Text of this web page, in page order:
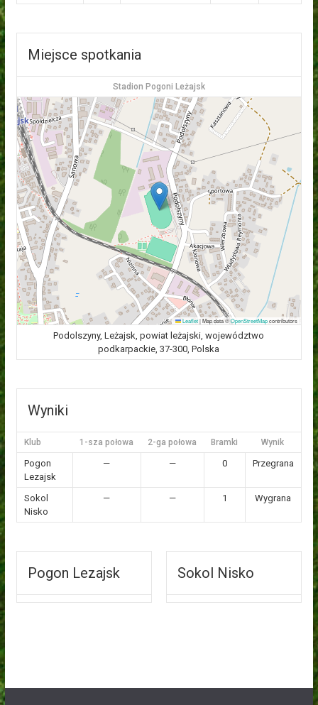
Miejsce spotkania
Stadion Pogoni Leżajsk
Leaflet |Map data ©OpenStreetMapcontributors
Podolszyny, Leżajsk, powiat leżajski, województwo
podkarpackie, 37-300, Polska
Wyniki
Klub 1-sza połowa 2-ga połowa Bramki Wynik
Pogon
Lezajsk
— — 0 Przegrana
Sokol
Nisko
— — 1 Wygrana
Pogon Lezajsk Sokol Nisko